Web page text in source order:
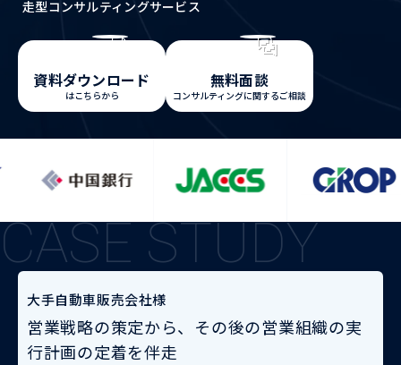
走型コンサルティングサービス
資料ダウンロード
はこちらから
無料面談
コンサルティングに関するご相談
CASE STUDY
大手自動車販売会社様
営業戦略の策定から、その後の営業組織の実
行計画の定着を伴走